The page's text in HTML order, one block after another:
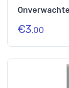
€3,00